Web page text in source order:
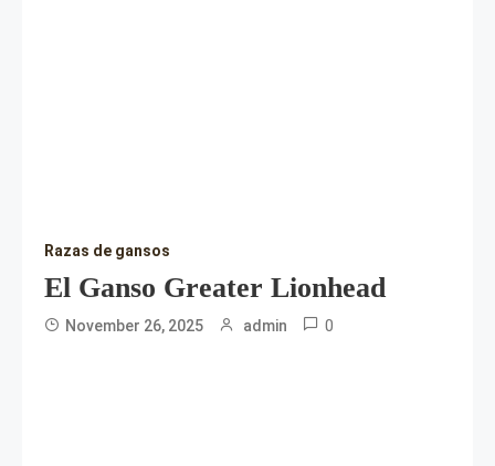
Razas de gansos
El Ganso Greater Lionhead
November 26, 2025 admin 0